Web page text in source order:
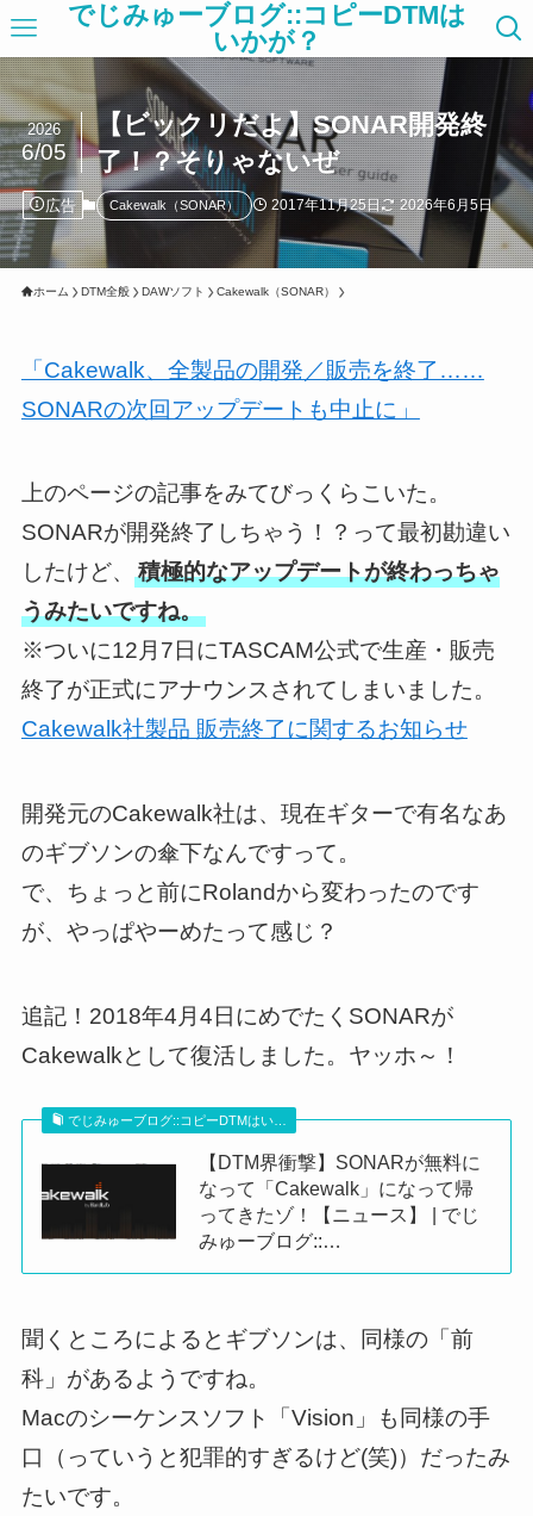
でじみゅーブログ::コピーDTMは
いかが？
【ビックリだよ】SONAR開発終
了！？そりゃないぜ
2026
6/05
広告 Cakewalk（SONAR） 2017年11月25日 2026年6月5日
ホーム DTM全般 DAWソフト Cakewalk（SONAR）
「Cakewalk、全製品の開発／販売を終了……
SONARの次回アップデートも中止に」
上のページの記事をみてびっくらこいた。
SONARが開発終了しちゃう！？って最初勘違い
したけど、
積極的なアップデートが終わっちゃ
うみたいですね。
※ついに12月7日にTASCAM公式で生産・販売
終了が正式にアナウンスされてしまいました。
Cakewalk社製品 販売終了に関するお知らせ
開発元のCakewalk社は、現在ギターで有名なあ
のギブソンの傘下なんですって。
で、ちょっと前にRolandから変わったのです
が、やっぱやーめたって感じ？
追記！2018年4月4日にめでたくSONARが
Cakewalkとして復活しました。ヤッホ～！
でじみゅーブログ::コピーDTMはい…
【DTM界衝撃】SONARが無料に
なって「Cakewalk」になって帰
ってきたゾ！【ニュース】 | でじ
みゅーブログ::…
聞くところによるとギブソンは、同様の「前
科」があるようですね。
Macのシーケンスソフト「Vision」も同様の手
口（っていうと犯罪的すぎるけど(笑)）だったみ
たいです。